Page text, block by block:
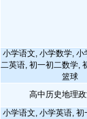
小学语文, 小学数学, 小
二英语, 初一初二数学,
篮球
高中历史地理
小学语文, 小学英语, 初